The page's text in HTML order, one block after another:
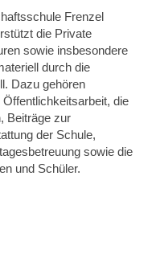
Frenzel
die Private
sowie insbesondere
durch die
Dazu gehören
die
Beiträge zur
der Schule,
sowie die
und Schüler.